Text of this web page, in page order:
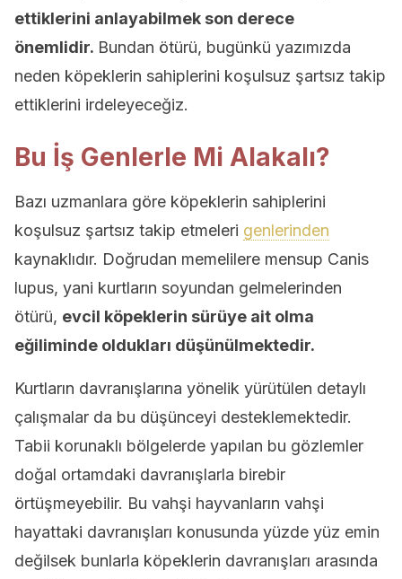
ettiklerini anlayabilmek son derece
önemlidir. Bundan ötürü, bugünkü yazımızda
neden köpeklerin sahiplerini koşulsuz şartsız takip
ettiklerini irdeleyeceğiz.
Bu İş Genlerle Mi Alakalı?
Bazı uzmanlara göre köpeklerin sahiplerini
koşulsuz şartsız takip etmeleri genlerinden
kaynaklıdır. Doğrudan memelilere mensup Canis
lupus, yani kurtların soyundan gelmelerinden
ötürü, evcil köpeklerin sürüye ait olma
eğiliminde oldukları düşünülmektedir.
Kurtların davranışlarına yönelik yürütülen detaylı
çalışmalar da bu düşünceyi desteklemektedir.
Tabii korunaklı bölgelerde yapılan bu gözlemler
doğal ortamdaki davranışlarla birebir
örtüşmeyebilir. Bu vahşi hayvanların vahşi
hayattaki davranışları konusunda yüzde yüz emin
değilsek bunlarla köpeklerin davranışları arasında